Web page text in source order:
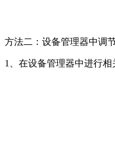
方法二：设备管理器中调
1、在设备管理器中进行